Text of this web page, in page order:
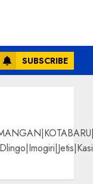
SUBSCRIBE